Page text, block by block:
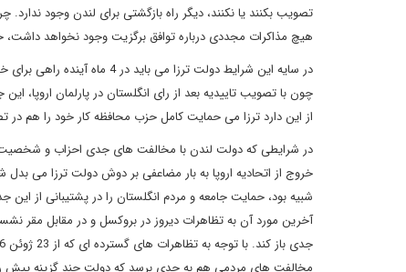
تصویب بکنند یا نکنند، دیگر راه بازگشتی برای لندن وجود
هیچ مذاکرات مجددی درباره توافق برگزیت وجود نخواهد داشت،
از این دارد ترزا می حمایت کامل حزب محافظه کار خود را هم در
در شرایطی که دولت لندن با مخالفت های جدی احزاب و
خروج از اتحادیه اروپا به بار مضاعفی بر دوش دولت ترزا می
شبیه بود، حمایت جامعه و مردم انگلستان را در پشتیبانی از
آخرین مورد آن به تظاهرات دیروز در بروکسل و در مقابل مقر